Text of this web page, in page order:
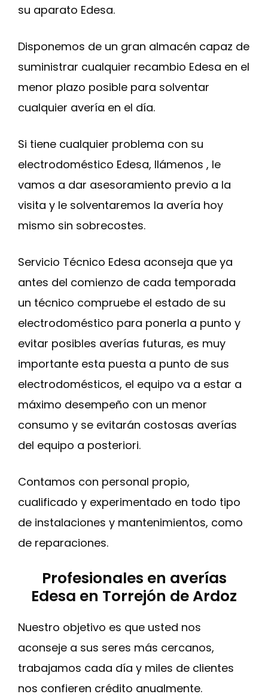
su aparato Edesa.
Disponemos de un gran almacén capaz de
suministrar cualquier recambio Edesa en el
menor plazo posible para solventar
cualquier avería en el día.
Si tiene cualquier problema con su
electrodoméstico Edesa, llámenos , le
vamos a dar asesoramiento previo a la
visita y le solventaremos la avería hoy
mismo sin sobrecostes.
Servicio Técnico Edesa aconseja que ya
antes del comienzo de cada temporada
un técnico compruebe el estado de su
electrodoméstico para ponerla a punto y
evitar posibles averías futuras, es muy
importante esta puesta a punto de sus
electrodomésticos, el equipo va a estar a
máximo desempeño con un menor
consumo y se evitarán costosas averías
del equipo a posteriori.
Contamos con personal propio,
cualificado y experimentado en todo tipo
de instalaciones y mantenimientos, como
de reparaciones.
Profesionales en averías
Edesa en Torrejón de Ardoz
Nuestro objetivo es que usted nos
aconseje a sus seres más cercanos,
trabajamos cada día y miles de clientes
nos confieren crédito anualmente.